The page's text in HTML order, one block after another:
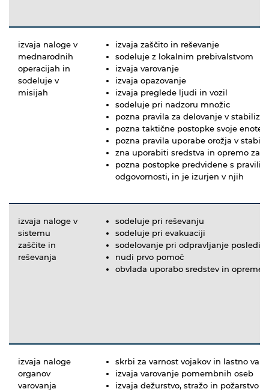
izvaja naloge v
mednarodnih
operacijah in
sodeluje v
misijah
izvaja zaščito in reševanje
sodeluje z lokalnim prebivalstvom
izvaja varovanje
izvaja opazovanje
izvaja preglede ljudi in vozil
sodeluje pri nadzoru množic
pozna pravila za delovanje v
pozna taktične postopke svoje enote
pozna pravila uporabe orožja v
zna uporabiti sredstva in opremo za
pozna postopke predvidene s pravili
odgovornosti, in je izurjen v njih
izvaja naloge v
sistemu
zaščite in
reševanja
sodeluje pri reševanju
sodeluje pri evakuaciji
sodelovanje pri odpravljanje posledic
nudi prvo pomoč
obvlada uporabo sredstev in opreme
izvaja naloge
organov
varovanja
skrbi za varnost vojakov in lastno
izvaja varovanje pomembnih oseb
izvaja dežurstvo, stražo in požarstvo